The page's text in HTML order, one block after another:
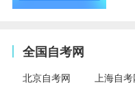
全国自考网
北京自考网 上海自